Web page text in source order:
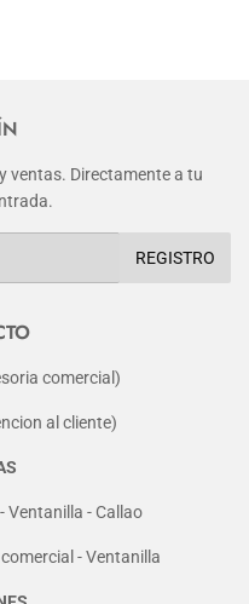
ventas. Directamente a tu
REGISTRO
comercial)
al cliente)
Ventanilla - Callao
- Ventanilla